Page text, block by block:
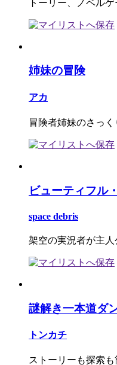
トーリー、ノベルゲ
姉妹の冒険
アカ
冒険者姉妹のさっ
ビューティフル
space debris
架空の実況者が主
謎解き一本道ダ
トンカチ
ストーリーも探索